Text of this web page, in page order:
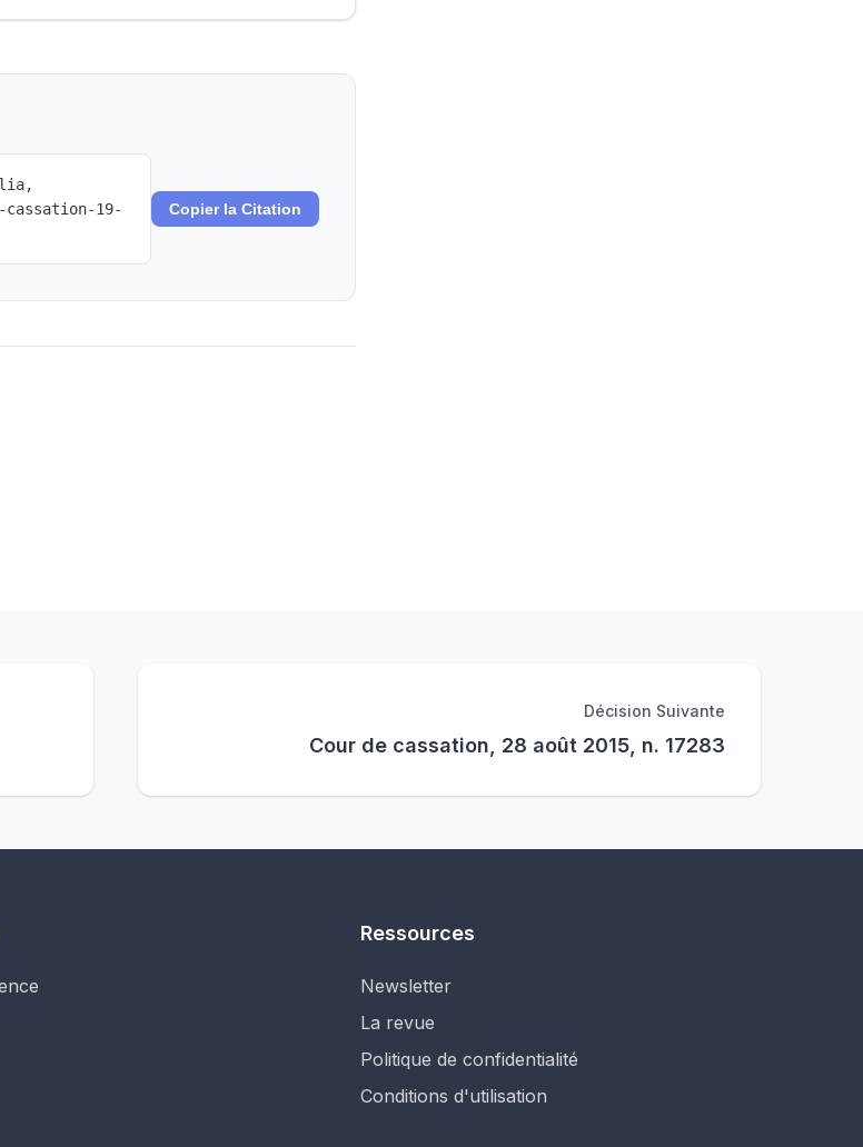
19-
Copier la Citation
Décision Suivante
Cour de cassation, 28 août 2015, n. 17283
Ressources
Newsletter
La revue
Politique de confidentialité
Conditions d'utilisation